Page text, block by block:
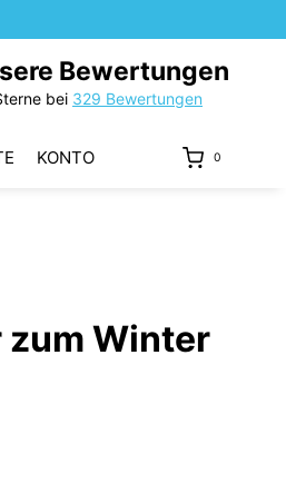
Bewertungen
bei 329 Bewertungen
KONTO 0
Winter